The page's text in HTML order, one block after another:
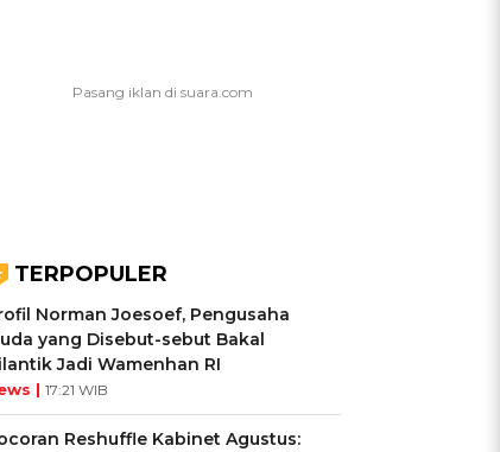
TERPOPULER
Norman Joesoef, Pengusaha
yang Disebut-sebut Bakal
Jadi Wamenhan RI
| 17:21 WIB
Reshuffle Kabinet Agustus: